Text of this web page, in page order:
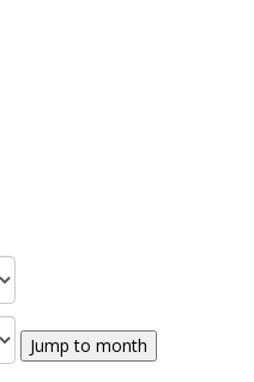
Jump to month